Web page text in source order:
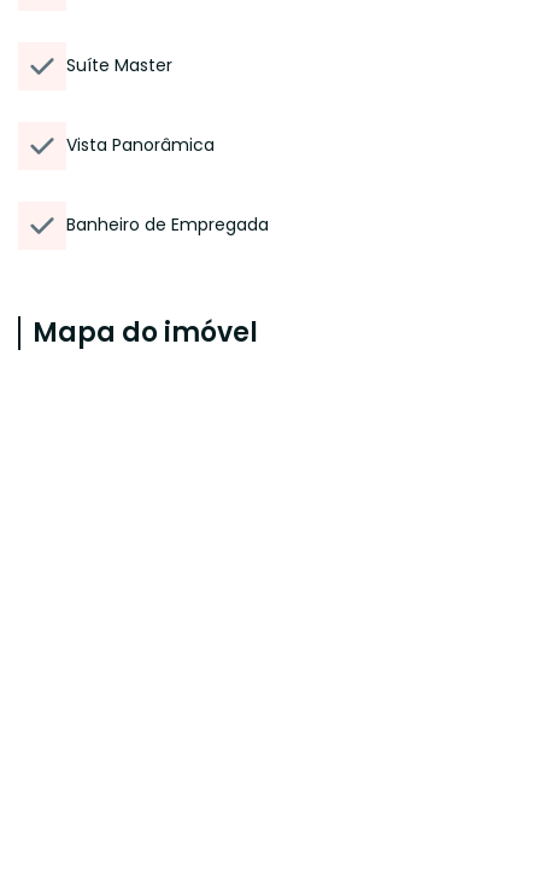
Suíte Master
Vista Panorâmica
Banheiro de Empregada
Mapa do imóvel